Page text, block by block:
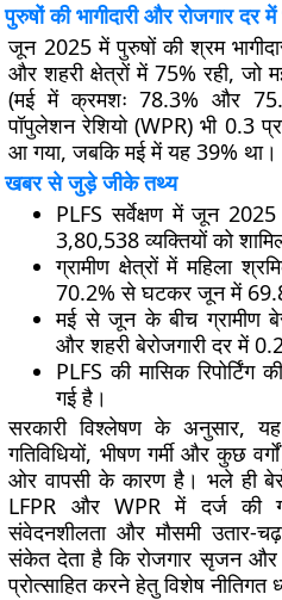
पुरुषों की भागीदारी और रोजगार दर
जून 2025 में पुरुषों की श्रम
और शहरी क्षेत्रों में 75% रही, जो
(मई में क्रमशः 78.3% और
पॉपुलेशन रेशियो (WPR) भी 0.3
आ गया, जबकि मई में यह 39% था।
खबर से जुड़े जीके तथ्य
PLFS सर्वेक्षण में जून
3,80,538 व्यक्तियों को
ग्रामीण क्षेत्रों में महिला
70.2% से घटकर जून में
मई से जून के बीच ग्रामीण
और शहरी बेरोजगारी दर में
PLFS की मासिक
गई है।
सरकारी विश्लेषण के अनुसार, यह
गतिविधियों, भीषण गर्मी और कुछ
ओर वापसी के कारण है। भले ही
LFPR और WPR में दर्ज की
संवेदनशीलता और मौसमी उतार-
संकेत देता है कि रोजगार सृजन और
प्रोत्साहित करने हेतु विशेष